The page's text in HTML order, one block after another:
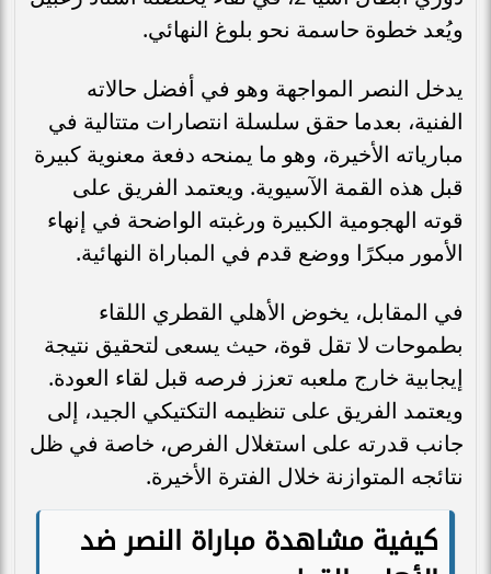
ويُعد خطوة حاسمة نحو بلوغ النهائي.
يدخل النصر المواجهة وهو في أفضل حالاته
الفنية، بعدما حقق سلسلة انتصارات متتالية في
مبارياته الأخيرة، وهو ما يمنحه دفعة معنوية كبيرة
قبل هذه القمة الآسيوية. ويعتمد الفريق على
قوته الهجومية الكبيرة ورغبته الواضحة في إنهاء
الأمور مبكرًا ووضع قدم في المباراة النهائية.
في المقابل، يخوض الأهلي القطري اللقاء
بطموحات لا تقل قوة، حيث يسعى لتحقيق نتيجة
إيجابية خارج ملعبه تعزز فرصه قبل لقاء العودة.
ويعتمد الفريق على تنظيمه التكتيكي الجيد، إلى
جانب قدرته على استغلال الفرص، خاصة في ظل
نتائجه المتوازنة خلال الفترة الأخيرة.
كيفية مشاهدة مباراة النصر ضد